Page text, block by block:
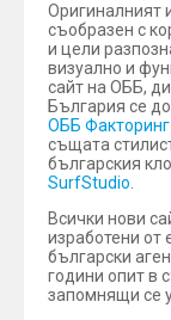
Оригиналният
съобразен с
и цели
визуално и
сайт на ОББ,
България се
ОББ Факторинг
същата
българския
SurfStudio
Всички нови
изработени от
български
години опит в
запомнящи се